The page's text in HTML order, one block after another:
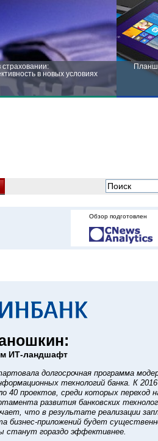
страховании:
в новых условиях
условиях
Обзор подготовлен
ИТ-ландшафт
долгосрочная программа
технологий банка. К
40 проектов, среди которых переход
развития банковских
что в результате реализации
бизнес-приложений будет
станут гораздо эффективнее.